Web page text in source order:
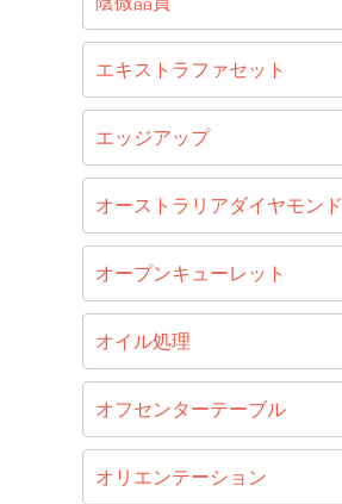
エキストラファセット
エッジアップ
オーストラリアダイヤモンド
オープンキューレット
オイル処理
オフセンターテーブル
オリエンテーション